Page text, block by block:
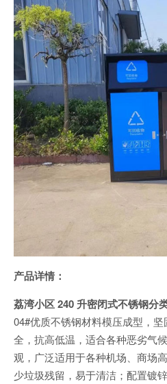
产品详情：
荔湾小区 240 升密闭式不锈钢分
04#优质不锈钢材料模压成型，
全，抗高低温，适合各种恶劣气
观，广泛适用于各种机场、商场
少垃圾残留，易于清洁；配置镀